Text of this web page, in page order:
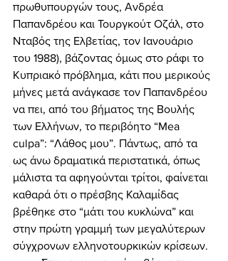
πρωθυπουργών τους, Ανδρέα
Παπανδρέου και Τουργκούτ Οζάλ, στο
Νταβός της Ελβετίας, τον Ιανουάριο
του 1988), βάζοντας όμως στο ράφι το
Κυπριακό πρόβλημα, κάτι που μερικούς
μήνες μετά ανάγκασε τον Παπανδρέου
να πει, από του βήματος της Βουλής
των Ελλήνων, το περιβόητο “Mea
culpa”: “Λάθος μου”. Πάντως, από τα
ως άνω δραματικά περιστατικά, όπως
μάλιστα τα αφηγούνται τρίτοι, φαίνεται
καθαρά ότι ο πρέσβης Καλαμίδας
βρέθηκε στο “μάτι του κυκλώνα” και
στην πρώτη γραμμή των μεγαλύτερων
σύγχρονων ελληνοτουρκικών κρίσεων.